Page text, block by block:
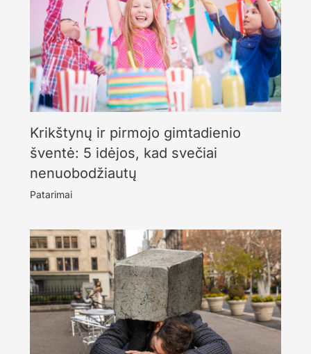
Krikštynų ir pirmojo gimtadienio
šventė: 5 idėjos, kad svečiai
nenuobodžiautų
Patarimai